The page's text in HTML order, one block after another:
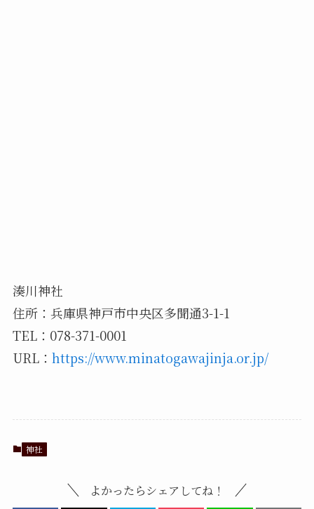
湊川神社
住所：兵庫県神戸市中央区多聞通3-1-1
TEL：078-371-0001
URL： https://www.minatogawajinja.or.jp/
神社
よかったらシェアしてね！